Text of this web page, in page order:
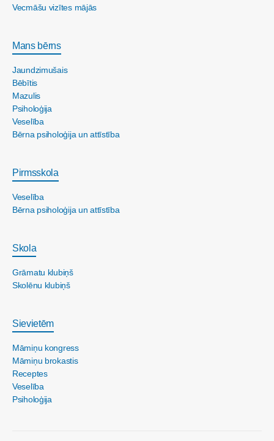
Vecmāšu vizītes mājās
Mans bērns
Jaundzimušais
Bēbītis
Mazulis
Psiholoģija
Veselība
Bērna psiholoģija un attīstība
Pirmsskola
Veselība
Bērna psiholoģija un attīstība
Skola
Grāmatu klubiņš
Skolēnu klubiņš
Sievietēm
Māmiņu kongress
Māmiņu brokastis
Receptes
Veselība
Psiholoģija